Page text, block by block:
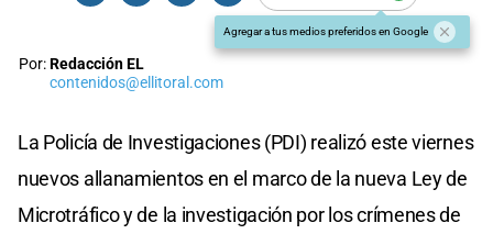
Agregar a tus medios preferidos en Google
Por:Redacción EL
contenidos@ellitoral.com
La Policía de Investigaciones (PDI) realizó este viernes
nuevos allanamientos en el marco de la nueva Ley de
Microtráfico y de la investigación por los crímenes de